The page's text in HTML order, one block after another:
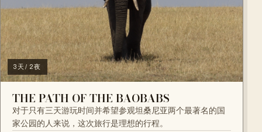
3天/ 2夜
THE PATH OF THE BAOBABS
对于只有三天游玩时间并希望参观坦桑尼亚两个最著名的国
家公园的人来说，这次旅行是理想的行程。